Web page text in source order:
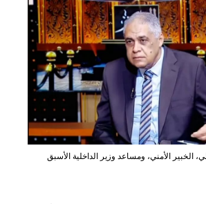
الخبير الأمني، ومساعد وزير الداخلية الأسبق